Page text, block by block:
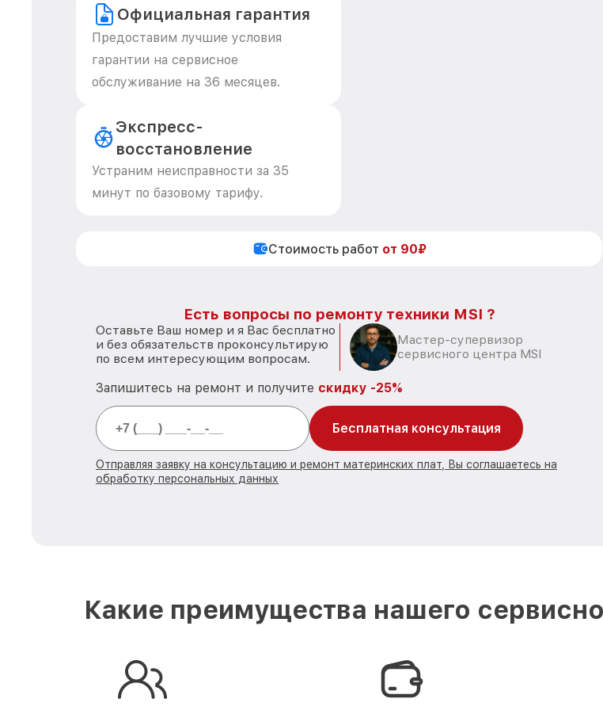
Официальная гарантия
Предоставим лучшие условия
гарантии на сервисное
обслуживание на 36 месяцев.
Экспресс-
восстановление
Устраним неисправности за 35
минут по базовому тарифу.
Стоимость работ от 90₽
Есть вопросы по ремонту техники MSI ?
Оставьте Ваш номер и я Вас бесплатно
и без обязательств проконсультирую
по всем интересующим вопросам.
Мастер-супервизор
сервисного центра MSI
Запишитесь на ремонт и получите скидку -25%
Бесплатная консультация
Отправляя заявку на консультацию и ремонт материнских плат, Вы соглашаетесь на
обработку персональных данных
Какие преимущества нашего